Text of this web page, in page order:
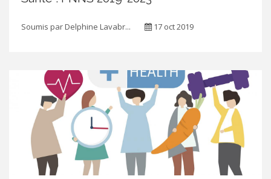
Soumis parDelphine Lavabr... 17 oct 2019